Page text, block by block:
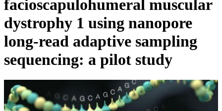
facioscapulohumeral muscular
dystrophy 1 using nanopore
long-read adaptive sampling
sequencing: a pilot study